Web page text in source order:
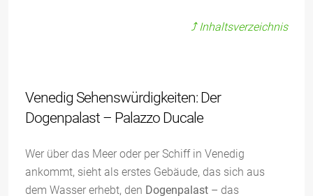
⤴️ Inhaltsverzeichnis
Venedig Sehenswürdigkeiten: Der
Dogenpalast – Palazzo Ducale
Wer über das Meer oder per Schiff in Venedig
ankommt, sieht als erstes Gebäude, das sich aus
dem Wasser erhebt, den Dogenpalast – das